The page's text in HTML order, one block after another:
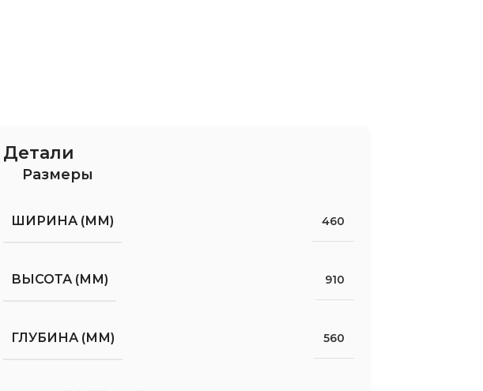
Детали
Размеры
ШИРИНА (ММ) 460
ВЫСОТА (ММ) 910
ГЛУБИНА (ММ) 560